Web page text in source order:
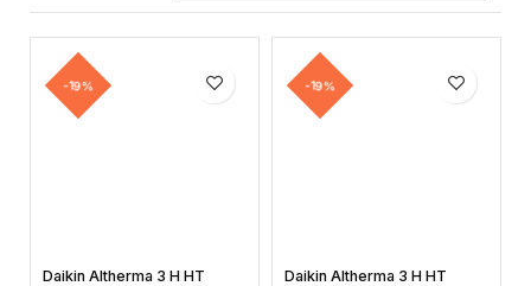
-19%
Daikin Altherma 3 H HT
-19%
Daikin Altherma 3 H HT